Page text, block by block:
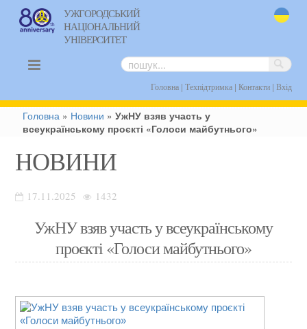
УЖГОРОДСЬКИЙ
НАЦІОНАЛЬНИЙ
УНІВЕРСИТЕТ
Головна| Техпідтримка| Контакти| Вхід
Головна » Новини »УжНУ взяв участь у
всеукраїнському проєкті «Голоси майбутнього»
НОВИНИ
17.11.2025 1432
УжНУ взяв участь у всеукраїнському
проєкті «Голоси майбутнього»